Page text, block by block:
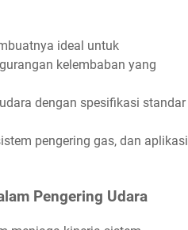
ideal untuk
kelembaban yang
dengan spesifikasi standar
pengering gas, dan aplikasi
Pengering Udara